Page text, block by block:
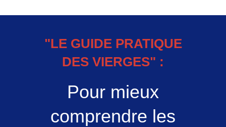
"LE GUIDE PRATIQUE
DES VIERGES" :
Pour mieux
comprendre les